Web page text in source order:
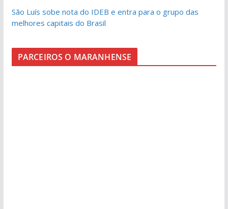
São Luís sobe nota do IDEB e entra para o grupo das
melhores capitais do Brasil
PARCEIROS O MARANHENSE